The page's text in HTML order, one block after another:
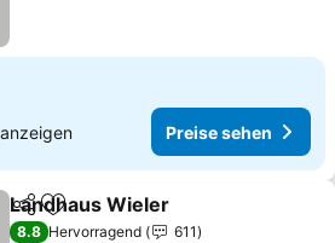
anzeigen Preise sehen
TeilenZu Favoriten hinzufügen
Landhaus Wieler
8.8 Hervorragend
611